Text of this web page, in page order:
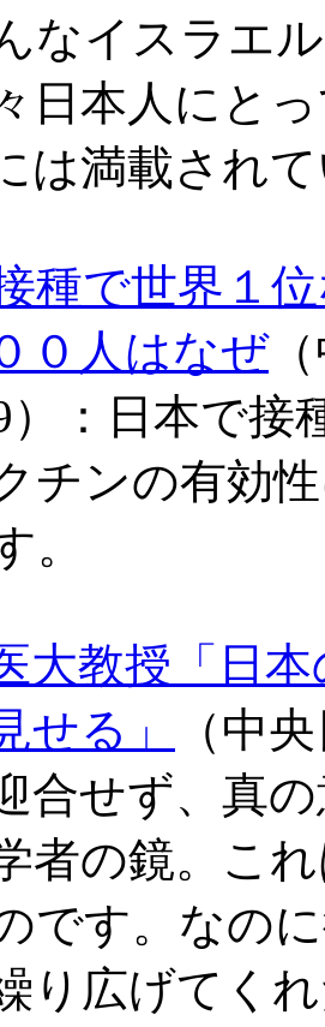
なイスラエ
日本人にと
は満載され
種で世界１
０人はなぜ
）：日本で
チンの有効
。
大教授「日
せる」
（中
合せず、真
者の鏡。こ
です。なの
り広げてく